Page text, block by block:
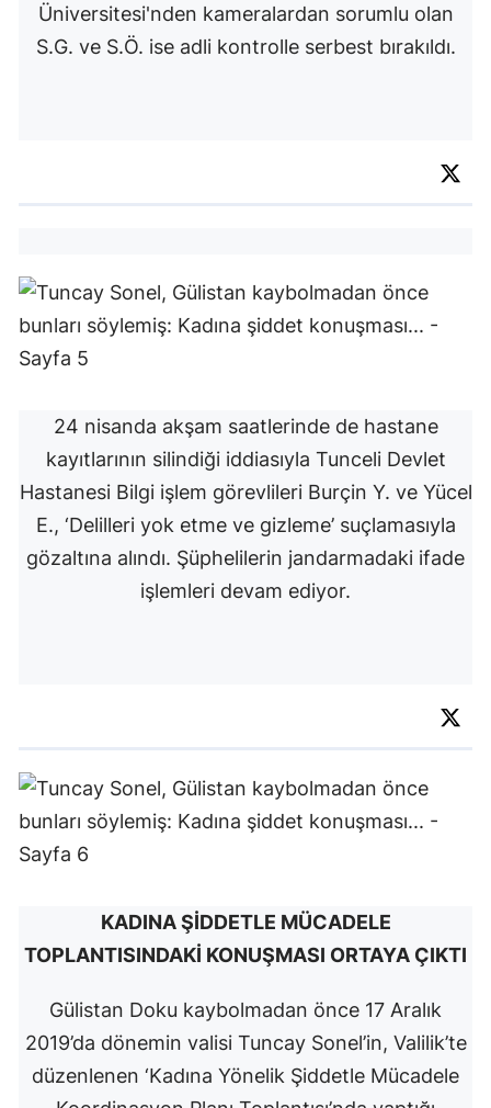
Üniversitesi'nden kameralardan sorumlu olan
S.G. ve S.Ö. ise adli kontrolle serbest bırakıldı.
24 nisanda akşam saatlerinde de hastane
kayıtlarının silindiği iddiasıyla Tunceli Devlet
Hastanesi Bilgi işlem görevlileri Burçin Y. ve Yücel
E., ‘Delilleri yok etme ve gizleme’ suçlamasıyla
gözaltına alındı. Şüphelilerin jandarmadaki ifade
işlemleri devam ediyor.
KADINA ŞİDDETLE MÜCADELE
TOPLANTISINDAKİ KONUŞMASI ORTAYA ÇIKTI
Gülistan Doku kaybolmadan önce 17 Aralık
2019’da dönemin valisi Tuncay Sonel’in, Valilik’te
düzenlenen ‘Kadına Yönelik Şiddetle Mücadele